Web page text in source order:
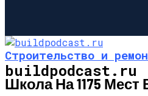
buildpodcast.ru
Строительство и
Школа На 1175